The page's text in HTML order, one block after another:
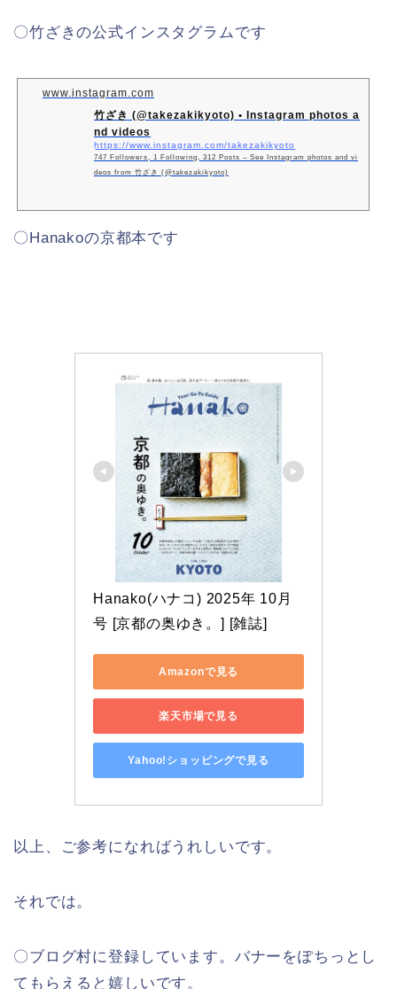
〇竹ざきの公式インスタグラムです
www.instagram.com
竹ざき (@takezakikyoto) • Instagram photos a
nd videos
https://www.instagram.com/takezakikyoto
747 Followers, 1 Following, 312 Posts – See Instagram photos and vi
deos from 竹ざき (@takezakikyoto)
〇Hanakoの京都本です
Hanako(ハナコ) 2025年 10月
号 [京都の奥ゆき。] [雑誌]
Amazonで見る
楽天市場で見る
Yahoo!ショッピングで見る
以上、ご参考になればうれしいです。
それでは。
〇ブログ村に登録しています。バナーをぽちっとし
てもらえると嬉しいです。